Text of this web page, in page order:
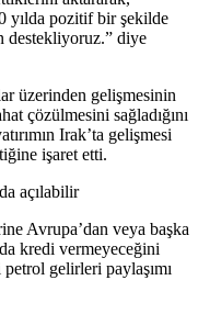
yılda pozitif bir şekilde
destekliyoruz.” diye
üzerinden gelişmesinin
çözülmesini sağladığını
Irak’ta gelişmesi
işaret etti.
açılabilir
Avrupa’dan veya başka
kredi vermeyeceğini
gelirleri paylaşımı